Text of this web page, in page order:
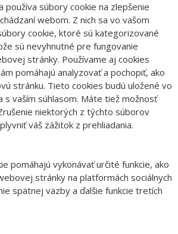
používa súbory cookie na zlepšenie
webom. Z nich sa vo vašom
cookie, ktoré sú kategorizované
sú nevyhnutné pre fungovanie
stránky. Používame aj cookies
pomáhajú analyzovať a pochopiť, ako
stránku. Tieto cookies budú uložené vo
s vaším súhlasom. Máte tiež možnosť
niektorých z týchto súborov
váš zážitok z prehliadania.
pomáhajú vykonávať určité funkcie, ako
stránky na platformách sociálnych
spätnej väzby a ďalšie funkcie tretích